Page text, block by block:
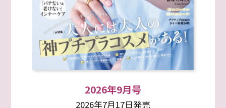
2026年9月号
2026年7月17日発売